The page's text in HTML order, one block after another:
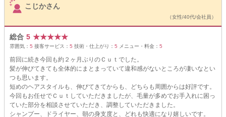
こじかさん
（女性/40代/会社員）
総合 5 ★★★★★
雰囲気： 5 接客サービス： 5 技術・仕上がり： 5 メニュー・料金： 5
前回に続き今回も約２ヶ月ぶりのＣｕｔでした。
髪が伸びてきても全体的にまとまっていて違和感がないところが凄いなとい
つも思います。
短めのヘアスタイルも、伸びてきてからも、どちらも周囲からは好評です。
今回もお任せでＣｕｔしていただきましたが、毛量が多めでお手入れに困っ
ていた部分を相談させていただき、調整していただきました。
シャンプー、ドライヤー、朝の身支度と、どれも快適になり嬉しいです。